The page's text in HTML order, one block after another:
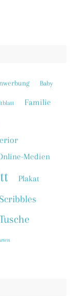
Baby
Familie
Medien
Plakat
Scribbles